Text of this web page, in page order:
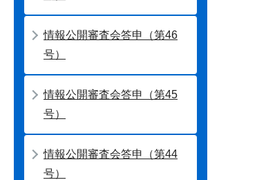
情報公開審査会答申（第46
号）
情報公開審査会答申（第45
号）
情報公開審査会答申（第44
号）